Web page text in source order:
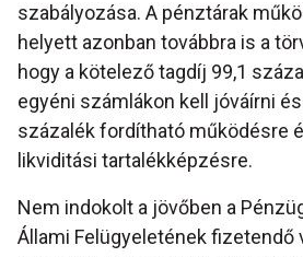
szabályozása. A pénztárak
helyett azonban továbbra is a
hogy a kötelező tagdíj 99,1
egyéni számlákon kell jóváírni
százalék fordítható működésre
likviditási tartalékképzésre.
Nem indokolt a jövőben a
Állami Felügyeletének fizetendő